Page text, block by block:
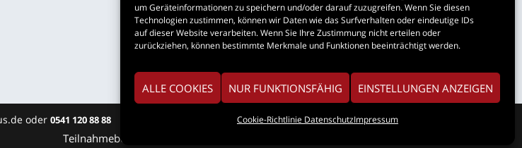
um Geräteinformationen zu speichern und/oder darauf zuzugreifen. Wenn Sie diesen
Technologien zustimmen, können wir Daten wie das Surfverhalten oder eindeutige IDs
auf dieser Website verarbeiten. Wenn Sie Ihre Zustimmung nicht erteilen oder
zurückziehen, können bestimmte Merkmale und Funktionen beeinträchtigt werden.
ALLE COOKIES NUR FUNKTIONSFÄHIG EINSTELLUNGEN ANZEIGEN
Coo­kie-Richt­li­nie Daten­schutzImpres­sum
oder0541 120 88 88
Teil­nah­me­be­din­gun­gen